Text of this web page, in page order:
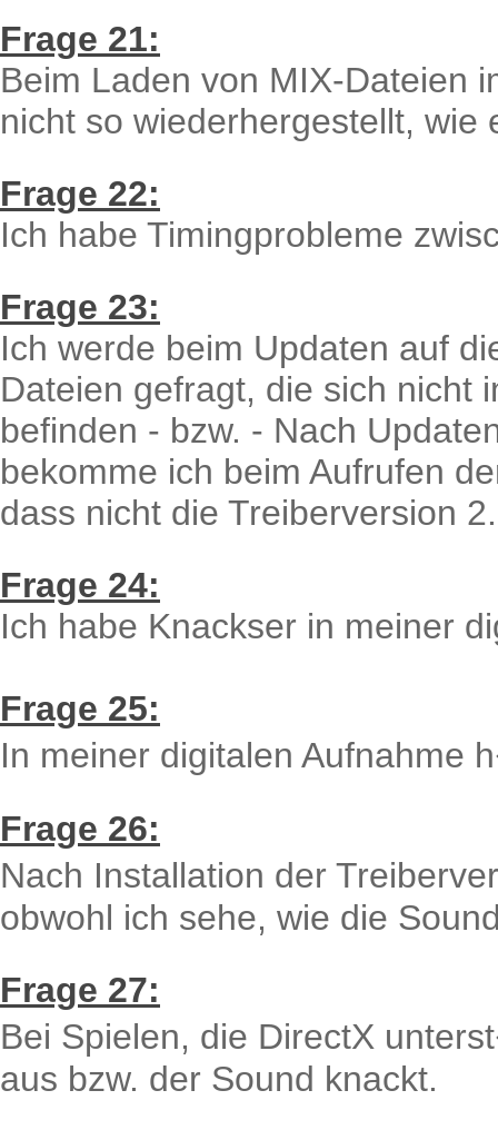
Frage 21:
Beim Laden von MIX-Dateien
nicht so wiederhergestellt, wie
Frage 22:
Ich habe Timingprobleme
Frage 23:
Ich werde beim Updaten auf
Dateien gefragt, die sich nicht
befinden - bzw. - Nach
bekomme ich beim Aufrufen
dass nicht die Treiberversion
Frage 24:
Ich habe Knackser in meiner
Frage 25:
In meiner digitalen Aufnahme
Frage 26:
Nach Installation der
obwohl ich sehe, wie die
Frage 27:
Bei Spielen, die DirectX
aus bzw. der Sound knackt.